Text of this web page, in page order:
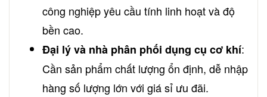
công nghiệp yêu cầu tính linh hoạt và độ
bền cao.
Đại lý và nhà phân phối dụng cụ cơ khí:
Cần sản phẩm chất lượng ổn định, dễ nhập
hàng số lượng lớn với giá sỉ ưu đãi.